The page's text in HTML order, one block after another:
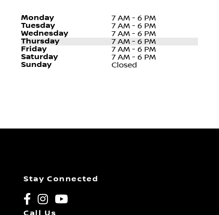
Monday 7 AM - 6 PM
Tuesday 7 AM - 6 PM
Wednesday 7 AM - 6 PM
Thursday 7 AM - 6 PM
Friday 7 AM - 6 PM
Saturday 7 AM - 6 PM
Sunday Closed
Stay Connected